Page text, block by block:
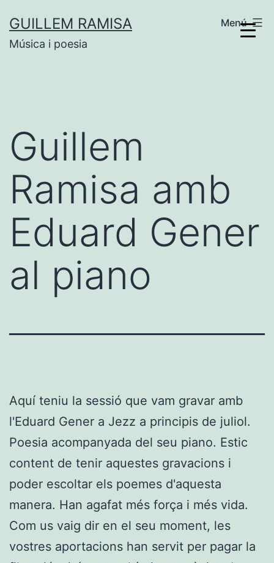
contingut
GUILLEM RAMISA
Música i poesia
Menú
Guillem
Ramisa amb
Eduard Gener
al piano
Aquí teniu la sessió que vam gravar amb
l'Eduard Gener a Jezz a principis de juliol.
Poesia acompanyada del seu piano. Estic
content de tenir aquestes gravacions i
poder escoltar els poemes d'aquesta
manera. Han agafat més força i més vida.
Com us vaig dir en el seu moment, les
vostres aportacions han servit per pagar la